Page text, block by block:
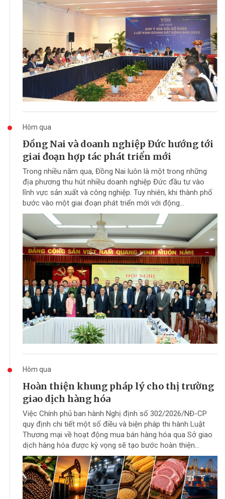
Hôm qua
Đồng Nai và doanh nghiệp Đức hướng tới
giai đoạn hợp tác phát triển mới
Trong nhiều năm qua, Đồng Nai luôn là một trong những
địa phương thu hút nhiều doanh nghiệp Đức đầu tư vào
lĩnh vực sản xuất và công nghiệp. Tuy nhiên, khi thành phố
bước vào một giai đoạn phát triển mới với động...
Hôm qua
Hoàn thiện khung pháp lý cho thị trường
giao dịch hàng hóa
Việc Chính phủ ban hành Nghị định số 302/2026/NĐ-CP
quy định chi tiết một số điều và biện pháp thi hành Luật
Thương mại về hoạt động mua bán hàng hóa qua Sở giao
dịch hàng hóa được kỳ vọng sẽ tạo bước hoàn thiện...